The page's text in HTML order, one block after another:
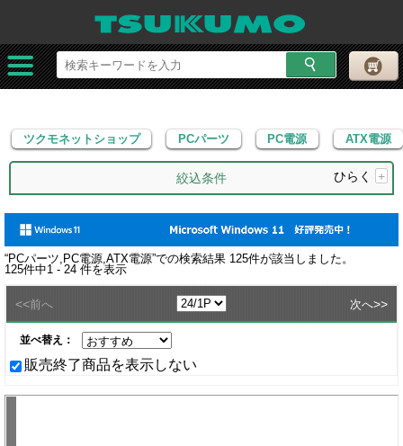
ツクモネットショップ PCパーツ ATX電源
ツクモネットショップ PCパーツ PC電源 ATX電源
絞込条件 ひらく +
“PCパーツ,PC電源,ATX電源”での検索結果 125件が該当しました。
125件中1 - 24 件を表示
<<前へ 次へ>>
並べ替え：
販売終了商品を表示しない